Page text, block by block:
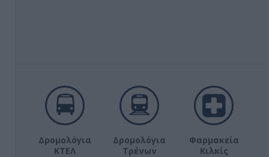
Δρομολόγια
ΚΤΕΛ
Δρομολόγια
Τρένων
Φαρμακεία
Κιλκίς